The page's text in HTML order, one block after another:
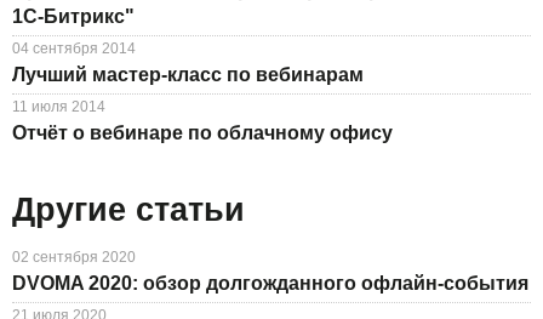
1С-Битрикс"
04 сентября 2014
Лучший мастер-класс по вебинарам
11 июля 2014
Отчёт о вебинаре по облачному офису
Другие статьи
02 сентября 2020
DVOMA 2020: обзор долгожданного офлайн-события
21 июля 2020